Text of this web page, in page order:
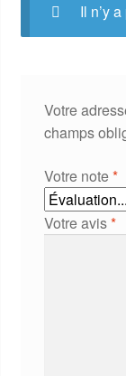
Il n’y
Votre
champs
Votre note*
Votre avis*